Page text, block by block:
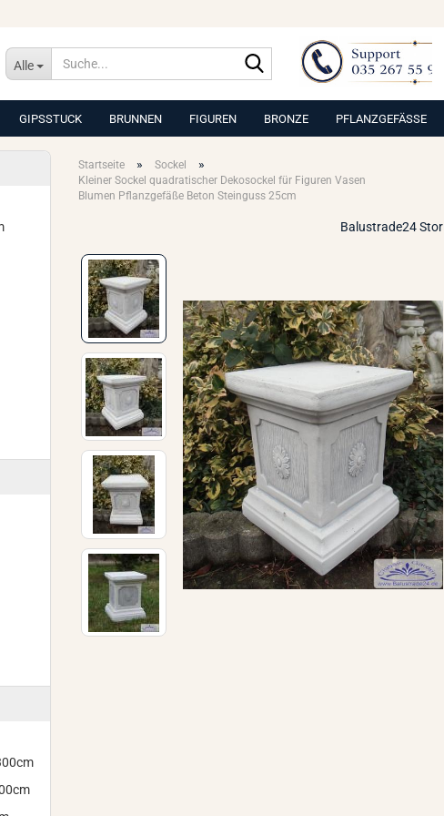
Alle
Suche...
GIPSSTUCK BRUNNEN FIGUREN BRONZE PFLANZGEFÄSSE
Startseite » Sockel »
Kleiner Sockel quadratischer Dekosockel für Figuren Vasen
Blumen Pflanzgefäße Beton Steinguss 25cm
Balustrade24 Stor